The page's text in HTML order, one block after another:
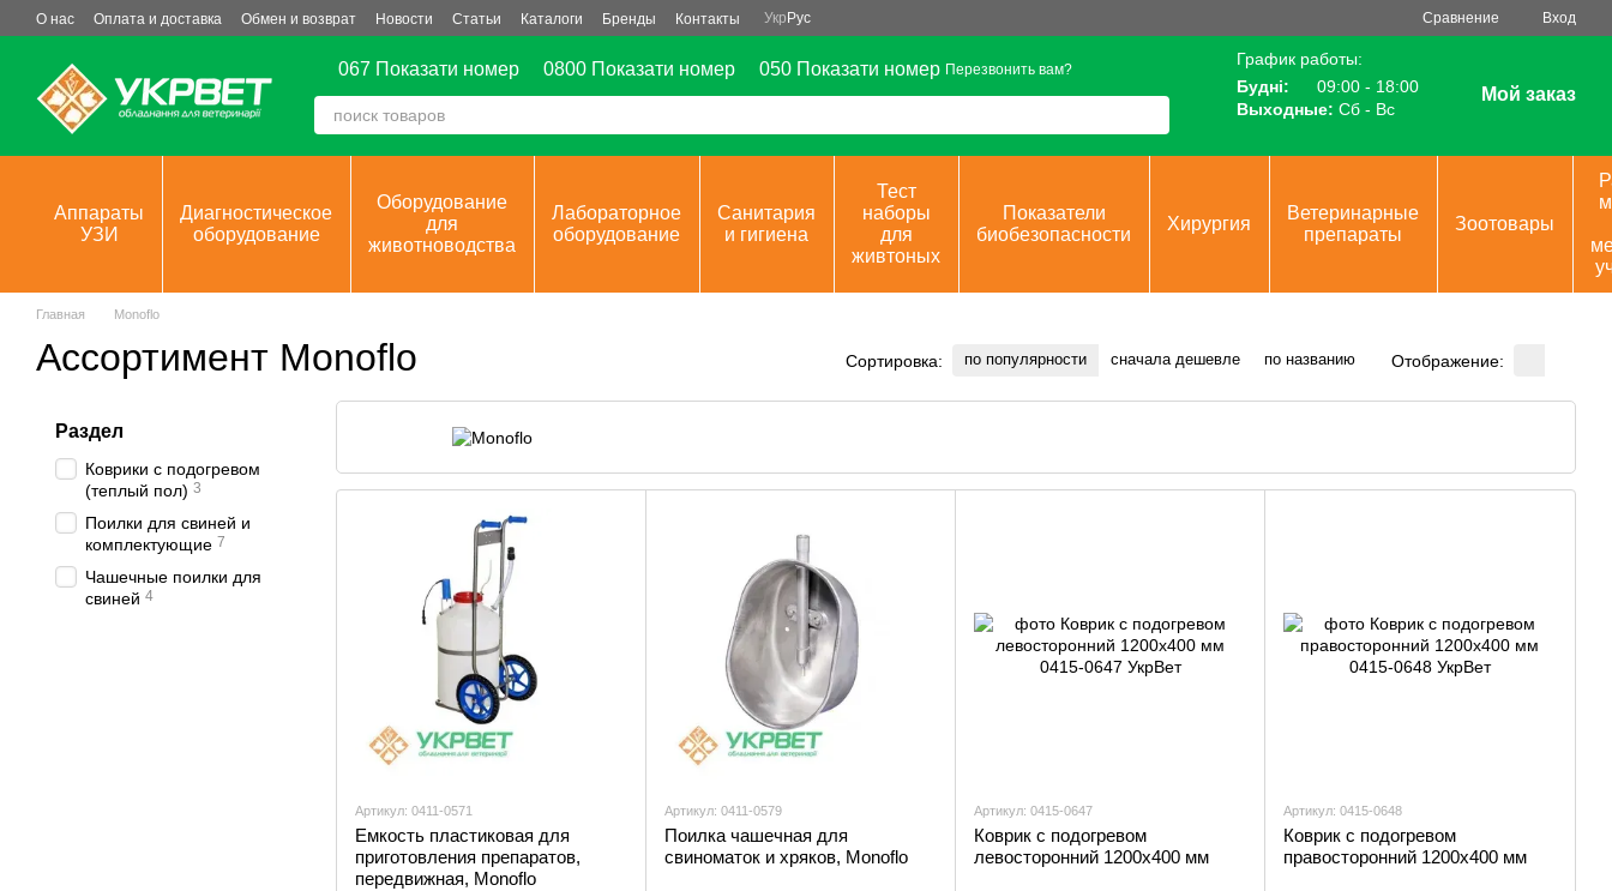
Перейти к основному контенту
О нас Оплата и доставка Обмен и возврат Новости Статьи Каталоги Бренды Контакты Укр Рус Сравнение Вход
067 Показати номер 0800 Показати номер 050 Показати номер Перезвонить вам?
График работы:
Будні:
09:00 - 18:00
Выходные: Сб - Вс
Мой заказ
Аппараты
УЗИ
Диагностическое
оборудование
Оборудование
для
животноводства
Лабораторное
оборудование
Санитария
и гигиена
Тест
наборы
для
живтоных
Показатели
биобезопасности
Хирургия
Ветеринарные
препараты
Зоотовары
Главная Monoflo
Ассортимент Monoflo Сортировка: по популярности сначала дешевле по названию Отображение:
Артикул: 0411-0571
Емкость пластиковая для
приготовления препаратов,
передвижная, Monoflo
Артикул: 0411-0579
Поилка чашечная для
свиноматок и хряков, Monoflo
Артикул: 0415-0647
Коврик с подогревом
левосторонний 1200х400 мм
Артикул: 0415-0648
Коврик с подогревом
правосторонний 1200х400 мм
Раздел
Коврики с подогревом
(теплый пол) 3
Поилки для свиней и
комплектующие 7
Чашечные поилки для
свиней 4